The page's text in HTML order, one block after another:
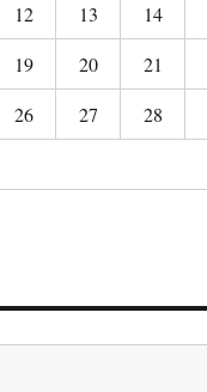
12 13 14
19 20 21
26 27 28